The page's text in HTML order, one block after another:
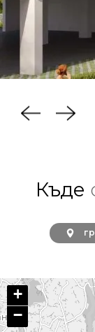
Къде
+
−